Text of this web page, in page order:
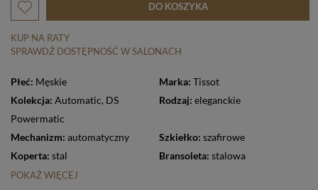
DO KOSZYKA
KUP NA RATY
SPRAWDŹ DOSTĘPNOŚĆ W SALONACH
Płeć: Męskie Marka: Tissot
Kolekcja: Automatic,
Powermatic
Rodzaj: eleganckie
Mechanizm: automatyczny Szkiełko: szafirowe
Koperta: stal Bransoleta: stalowa
POKAŻ WIĘCEJ